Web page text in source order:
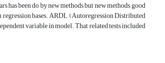
has been do by new methods but new methods, good
regression bases. ARDL (Autoregression Distributed
variable in model. That related tests included